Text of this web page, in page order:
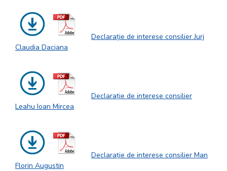
Declarație de interese consilier Jurj
Claudia Daciana
Declarație de interese consilier
Leahu Ioan Mircea
Declarație de interese consilier Man
Florin Augustin